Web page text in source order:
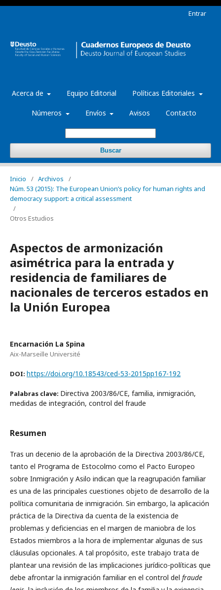
Acerca de Equipo Editorial Políticas Editoriales
Números Envíos Avisos Contacto
Buscar
Entrar
Inicio / Archivos
/
Núm. 53 (2015): The European Union’s policy for human rights and
democracy support: a critical assessment
/
Otros Estudios
Aspectos de armonización
asimétrica para la entrada y
residencia de familiares de
nacionales de terceros estados en
la Unión Europea
Encarnación La Spina
Aix-Marseille Université
DOI: https://doi.org/10.18543/ced-53-2015pp167-192
Palabras clave: Directiva 2003/86/CE, familia, inmigración,
medidas de integración, control del fraude
Resumen
Tras un decenio de la aprobación de la Directiva 2003/86/CE,
tanto el Programa de Estocolmo como el Pacto Europeo
sobre Inmigración y Asilo indican que la reagrupación familiar
es una de las principales cuestiones objeto de desarrollo de la
política comunitaria de inmigración. Sin embargo, la aplicación
práctica de la Directiva da cuenta de la existencia de
problemas y deficiencias en el margen de maniobra de los
Estados miembros a la hora de implementar algunas de sus
cláusulas opcionales. A tal propósito, este trabajo trata de
plantear una revisión de las implicaciones jurídico-políticas que
debe afrontar la inmigración familiar en el control del fraude